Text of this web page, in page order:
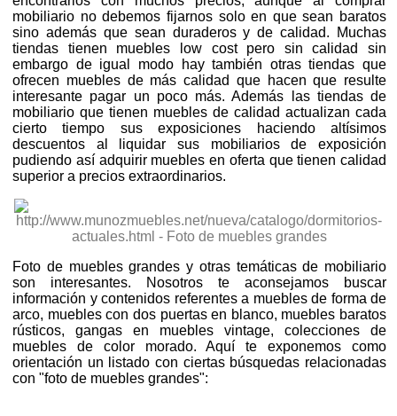
mobiliario no debemos fijarnos solo en que sean baratos
sino además que sean duraderos y de calidad. Muchas
tiendas tienen muebles low cost pero sin calidad sin
embargo de igual modo hay también otras tiendas que
ofrecen muebles de más calidad que hacen que resulte
interesante pagar un poco más. Además las tiendas de
mobiliario que tienen muebles de calidad actualizan cada
cierto tiempo sus exposiciones haciendo altísimos
descuentos al liquidar sus mobiliarios de exposición
pudiendo así adquirir muebles en oferta que tienen calidad
superior a precios extraordinarios.
Foto de muebles grandes y otras temáticas de mobiliario
son interesantes. Nosotros te aconsejamos buscar
información y contenidos referentes a muebles de forma de
arco, muebles con dos puertas en blanco, muebles baratos
rústicos, gangas en muebles vintage, colecciones de
muebles de color morado. Aquí te exponemos como
orientación un listado con ciertas búsquedas relacionadas
con "foto de muebles grandes":